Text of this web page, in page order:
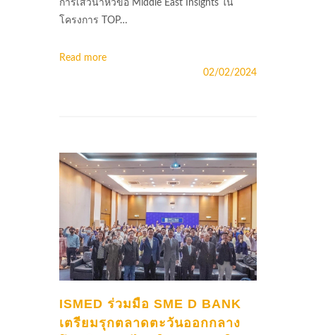
การเสวนาหัวข้อ Middle East Insights ใน
โครงการ TOP…
Read more
02/02/2024
ISMED ร่วมมือ SME D BANK
เตรียมรุกตลาดตะวันออกกลาง